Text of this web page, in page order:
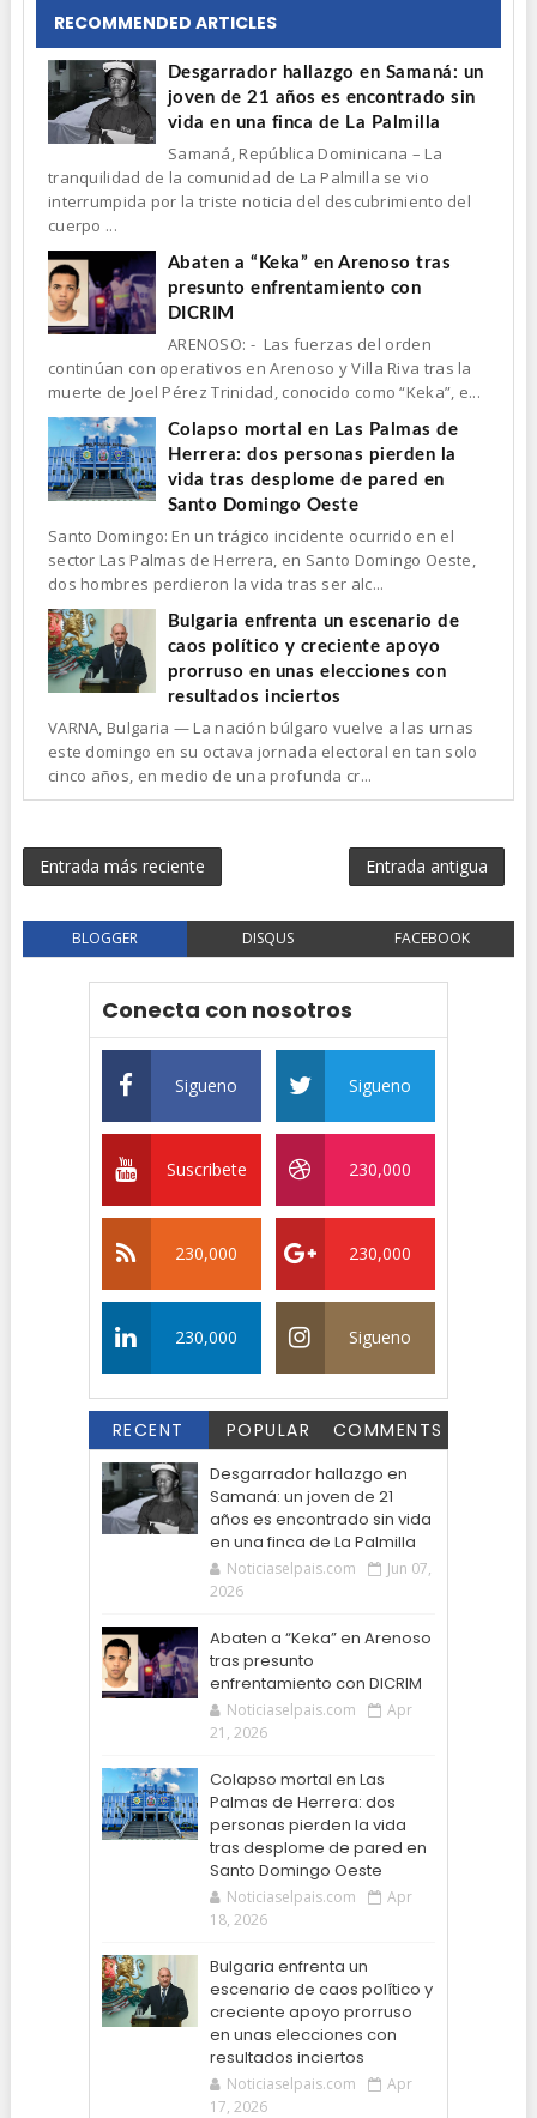
RECOMMENDED ARTICLES
Desgarrador hallazgo en Samaná: un
joven de 21 años es encontrado sin
vida en una finca de La Palmilla
Samaná, República Dominicana – La
tranquilidad de la comunidad de La Palmilla se vio
interrumpida por la triste noticia del descubrimiento del
cuerpo ...
Abaten a “Keka” en Arenoso tras
presunto enfrentamiento con
DICRIM
ARENOSO: - Las fuerzas del orden
continúan con operativos en Arenoso y Villa Riva tras la
muerte de Joel Pérez Trinidad, conocido como “Keka”, e...
Colapso mortal en Las Palmas de
Herrera: dos personas pierden la
vida tras desplome de pared en
Santo Domingo Oeste
Santo Domingo: En un trágico incidente ocurrido en el
sector Las Palmas de Herrera, en Santo Domingo Oeste,
dos hombres perdieron la vida tras ser alc...
Bulgaria enfrenta un escenario de
caos político y creciente apoyo
prorruso en unas elecciones con
resultados inciertos
VARNA, Bulgaria — La nación búlgaro vuelve a las urnas
este domingo en su octava jornada electoral en tan solo
cinco años, en medio de una profunda cr...
Entrada más reciente Entrada antigua
BLOGGER DISQUS FACEBOOK
Conecta con nosotros
Sigueno Sigueno
Suscribete 230,000
230,000 230,000
230,000 Sigueno
RECENT POPULAR COMMENTS
Desgarrador hallazgo en
Samaná: un joven de 21
años es encontrado sin vida
en una finca de La Palmilla
Noticiaselpais.com
Jun 07,
2026
Abaten a “Keka” en Arenoso
tras presunto
enfrentamiento con DICRIM
Noticiaselpais.com
Apr
21, 2026
Colapso mortal en Las
Palmas de Herrera: dos
personas pierden la vida
tras desplome de pared en
Santo Domingo Oeste
Noticiaselpais.com
Apr
18, 2026
Bulgaria enfrenta un
escenario de caos político y
creciente apoyo prorruso
en unas elecciones con
resultados inciertos
Noticiaselpais.com
Apr
17, 2026